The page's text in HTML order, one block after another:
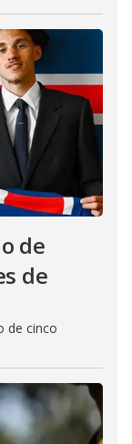
de
de
de cinco